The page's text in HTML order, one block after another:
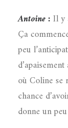
Antoine :Il y
Ça
peu
où Coline se
chance
donne un